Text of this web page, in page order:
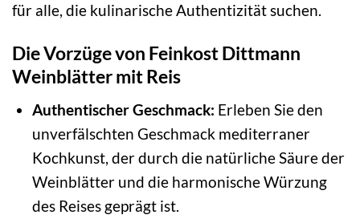
für alle, die kulinarische Authentizität suchen.
Die Vorzüge von Feinkost Dittmann
Weinblätter mit Reis
Authentischer Geschmack: Erleben Sie den
unverfälschten Geschmack mediterraner
Kochkunst, der durch die natürliche Säure der
Weinblätter und die harmonische Würzung
des Reises geprägt ist.